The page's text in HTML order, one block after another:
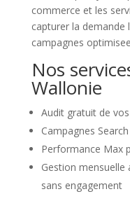
commerce et les
capturer la demande
campagnes
Nos
Wallonie
Audit gratuit de
Campagnes
Performance Max
Gestion mensuelle
sans engagement